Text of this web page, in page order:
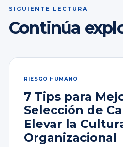
SIGUIENTE LECTURA
Continúa
RIESGO HUMANO
7 Tips para
Selección de
Elevar la
Organizacional